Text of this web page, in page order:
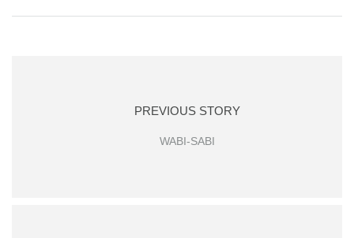
PREVIOUS STORY
WABI-SABI